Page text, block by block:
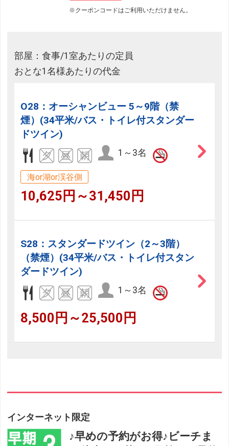
※クーポンコードはご利用いただけません。
部屋：食事/1室あたりの定員
おとな1名様あたりの代金
O28：オーシャンビュー 5～9階（禁
煙）(34平米/バス・トイレ付スタンダー
ドツイン)
1～3名
海or湖or渓谷側
10,625円～31,450円
S28：スタンダードツイン（2～3階）
（禁煙）(34平米/バス・トイレ付スタン
ダードツイン)
1～3名
8,500円～25,500円
インターネット限定
♪早めの予約がお得♪ビーチま